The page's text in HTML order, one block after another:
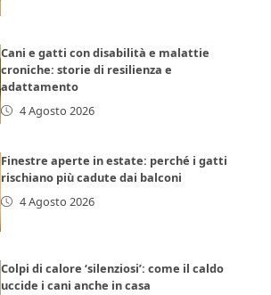
Cani e gatti con disabilità e malattie
croniche: storie di resilienza e
adattamento
4 Agosto 2026
Finestre aperte in estate: perché i gatti
rischiano più cadute dai balconi
4 Agosto 2026
Colpi di calore ‘silenziosi’: come il caldo
uccide i cani anche in casa